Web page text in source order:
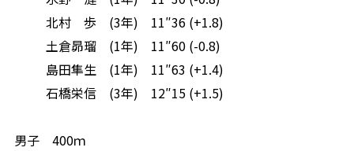
北村 歩 (3年)
11″36 (+1.8)
土倉昴瑠 (1年)
11″60 (-0.8)
島田隼生 (1年)
11″63 (+1.4)
石橋栄信 (3年) 12″15 (+1.5)
男子 400ｍ